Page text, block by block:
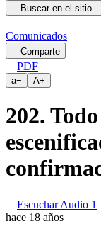
Buscar en el sitio...
Comunicados
Comparte
PDF
a− A+
202.
Escuchar Audio 1
hace 18 años